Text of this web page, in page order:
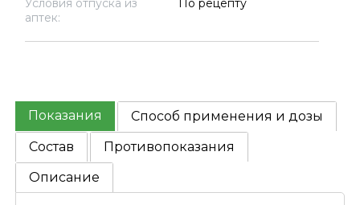
Условия отпуска из
аптек:
По рецепту
Показания
Способ применения и дозы
Состав
Противопоказания
Описание